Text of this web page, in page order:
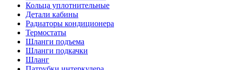
Кольца уплотнительные
Детали кабины
Радиаторы кондиционера
Термостаты
Шланги подъема
Шланги подкачки
Шланг